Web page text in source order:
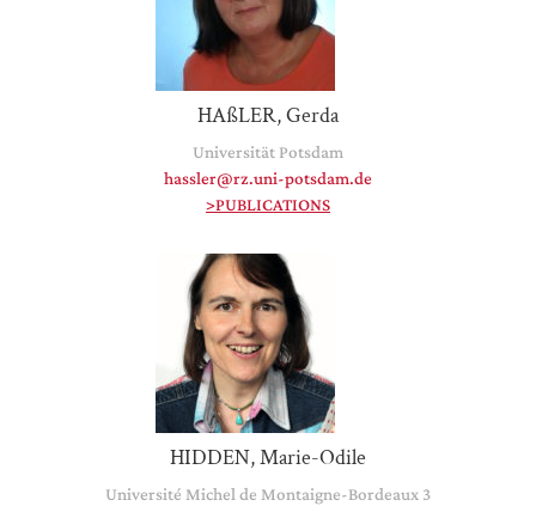
HAßLER, Gerda
Universität Potsdam
hassler@rz.uni-potsdam.de
>PUBLICATIONS
HIDDEN, Marie-Odile
Université Michel de Montaigne-Bordeaux 3